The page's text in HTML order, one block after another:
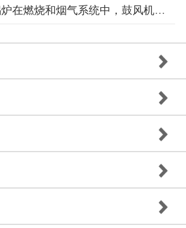
烧和烟气系统中，鼓风机将空气送到空气预热器温度！